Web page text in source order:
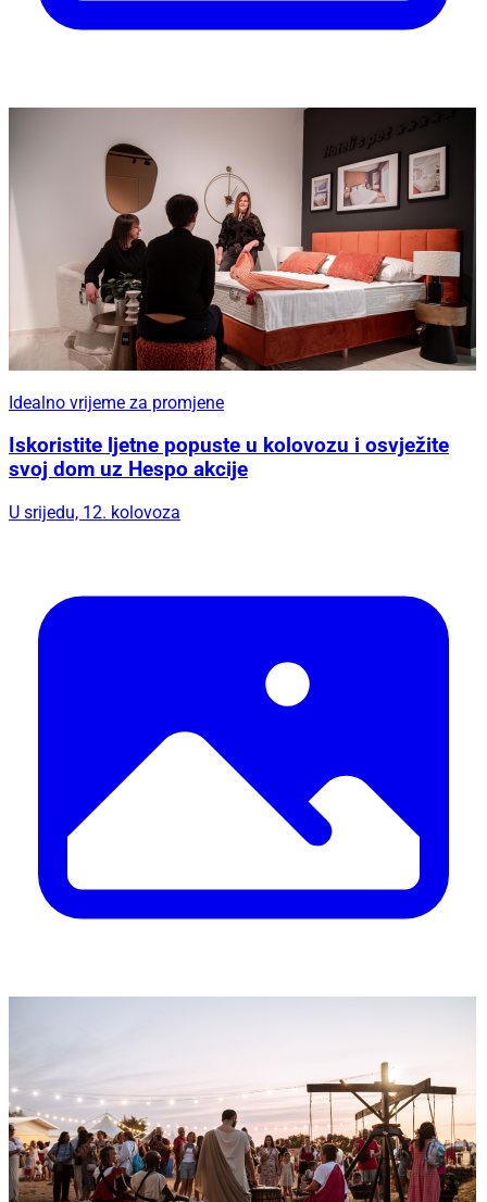
Idealno vrijeme za promjene
Iskoristite ljetne popuste u kolovozu i osvježite
svoj dom uz Hespo akcije
U srijedu, 12. kolovoza